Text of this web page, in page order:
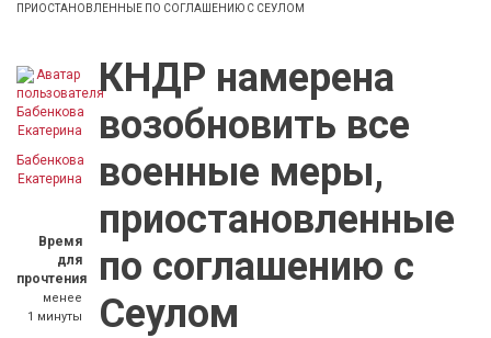
ПРИОСТАНОВЛЕННЫЕ ПО СОГЛАШЕНИЮ С СЕУЛОМ
Бабенкова
Екатерина
Время
для
прочтения
менее
1 минуты
КНДР намерена
возобновить все
военные меры,
приостановленные
по соглашению с
Сеулом